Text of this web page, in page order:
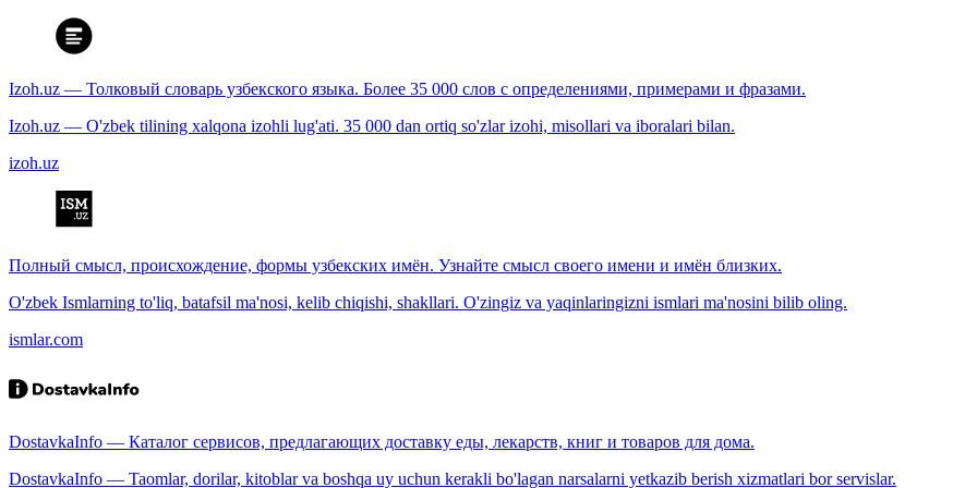
Izoh.uz — Толковый словарь узбекского языка. Более 35 000 слов с определениями, примерами и фразами.
Izoh.uz — O'zbek tilining xalqona izohli lug'ati. 35 000 dan ortiq so'zlar izohi, misollari va iboralari bilan.
izoh.uz
Полный смысл, происхождение, формы узбекских имён. Узнайте смысл своего имени и имён близких.
O'zbek Ismlarning to'liq, batafsil ma'nosi, kelib chiqishi, shakllari. O'zingiz va yaqinlaringizni ismlari ma'nosini bilib oling.
ismlar.com
DostavkaInfo — Каталог сервисов, предлагающих доставку еды, лекарств, книг и товаров для дома.
DostavkaInfo — Taomlar, dorilar, kitoblar va boshqa uy uchun kerakli bo'lagan narsalarni yetkazib berish xizmatlari bor servislar.